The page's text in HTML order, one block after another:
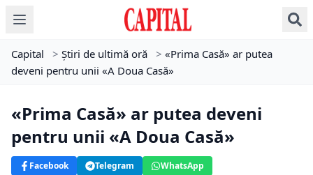
Capital > Știri de ultimă oră > «Prima Casă» ar putea
deveni pentru unii «A Doua Casă»
«Prima Casă» ar putea deveni
pentru unii «A Doua Casă»
Facebook Telegram WhatsApp